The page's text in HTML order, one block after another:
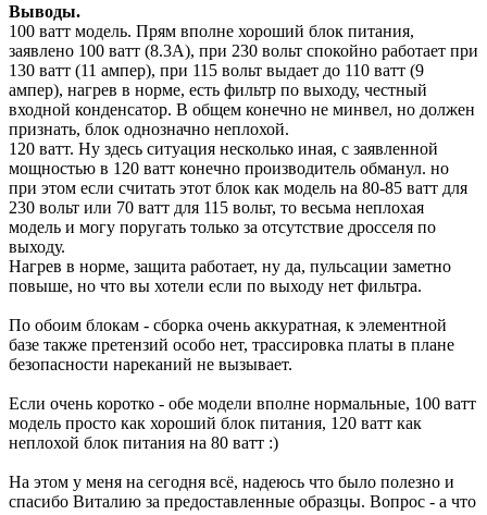
Выводы.
100 ватт модель. Прям вполне хороший блок питания,
заявлено 100 ватт (8.3А), при 230 вольт спокойно работает при
130 ватт (11 ампер), при 115 вольт выдает до 110 ватт (9
ампер), нагрев в норме, есть фильтр по выходу, честный
входной конденсатор. В общем конечно не минвел, но должен
признать, блок однозначно неплохой.
120 ватт. Ну здесь ситуация несколько иная, с заявленной
мощностью в 120 ватт конечно производитель обманул. но
при этом если считать этот блок как модель на 80-85 ватт для
230 вольт или 70 ватт для 115 вольт, то весьма неплохая
модель и могу поругать только за отсутствие дросселя по
выходу.
Нагрев в норме, защита работает, ну да, пульсации заметно
повыше, но что вы хотели если по выходу нет фильтра.
По обоим блокам - сборка очень аккуратная, к элементной
базе также претензий особо нет, трассировка платы в плане
безопасности нареканий не вызывает.
Если очень коротко - обе модели вполне нормальные, 100 ватт
модель просто как хороший блок питания, 120 ватт как
неплохой блок питания на 80 ватт :)
На этом у меня на сегодня всё, надеюсь что было полезно и
спасибо Виталию за предоставленные образцы. Вопрос - а что